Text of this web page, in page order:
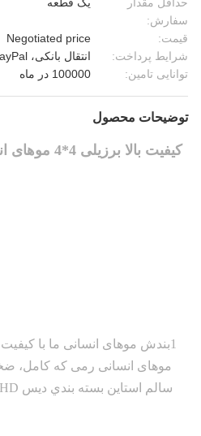
سفارش:
قیمت:
Negotiated price
شرایط پرداخت:
انتقال بانکی، Western Union، PayPal
توانایی تامین:
100000 در ماه
توضیحات محصول
کیفیت بالا
موهای انسانی رمی که کامل،